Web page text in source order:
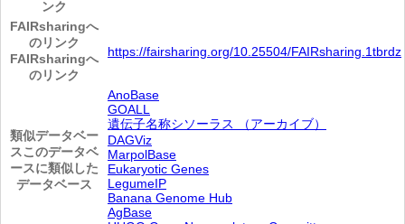
ンク
FAIRsharingへ
のリンク
FAIRsharingへ
のリンク
https://fairsharing.org/10.25504/FAIRsharing.1tbrdz
類似データベー
スこのデータベ
ースに類似した
データベース
AnoBase
GOALL
遺伝子名称シソーラス （アーカイブ）
DAGViz
MarpolBase
Eukaryotic Genes
LegumeIP
Banana Genome Hub
AgBase